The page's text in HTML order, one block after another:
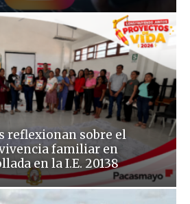
reflexionan sobre el
familiar en
en la I.E. 20138